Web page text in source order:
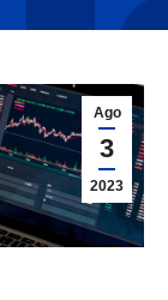
Ago
3
2023